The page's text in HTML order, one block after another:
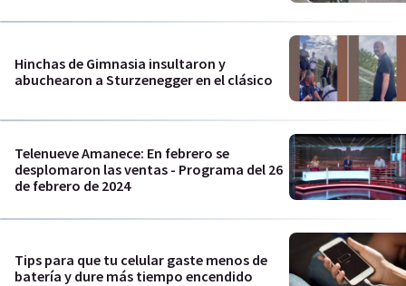
Hinchas de Gimnasia insultaron y
abuchearon a Sturzenegger en el clásico
Telenueve Amanece: En febrero se
desplomaron las ventas - Programa del 26
de febrero de 2024
Tips para que tu celular gaste menos de
batería y dure más tiempo encendido